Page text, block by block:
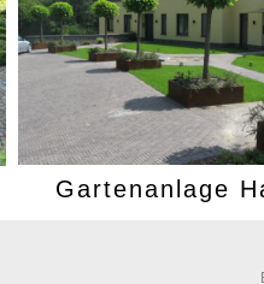
Gartenanlage